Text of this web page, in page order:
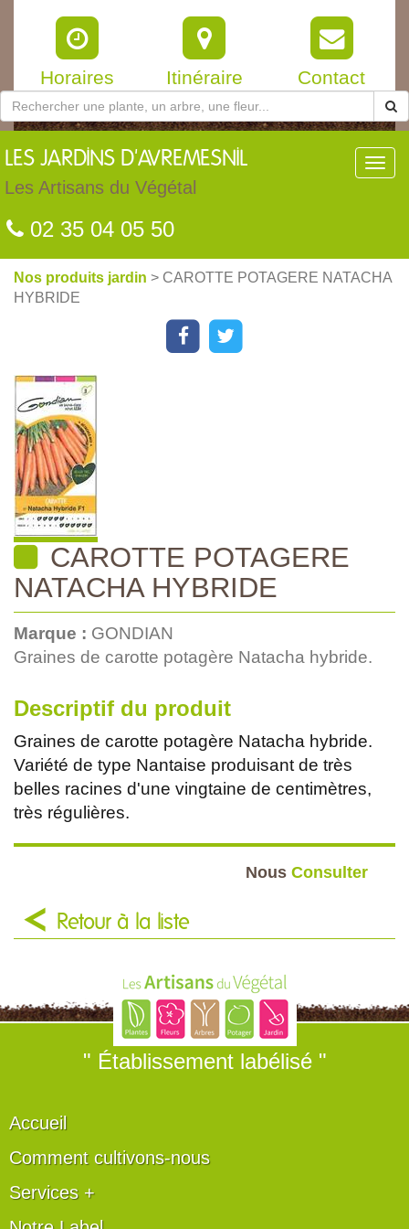
Horaires Itinéraire Contact
LES JARDINS D'AVREMESNIL
Les Artisans du Végétal
02 35 04 05 50
Nos produits jardin > CAROTTE POTAGERE NATACHA
HYBRIDE
CAROTTE POTAGERE
NATACHA HYBRIDE
Marque : GONDIAN
Graines de carotte potagère Natacha hybride.
Descriptif du produit
Graines de carotte potagère Natacha hybride.
Variété de type Nantaise produisant de très
belles racines d'une vingtaine de centimètres,
très régulières.
Nous Consulter
Retour à la liste
" Établissement labélisé "
Accueil
Comment cultivons-nous
Services +